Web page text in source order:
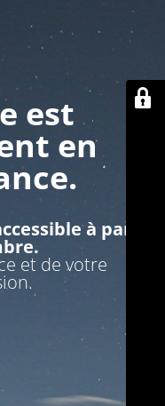
est
en
à partir
et de votre